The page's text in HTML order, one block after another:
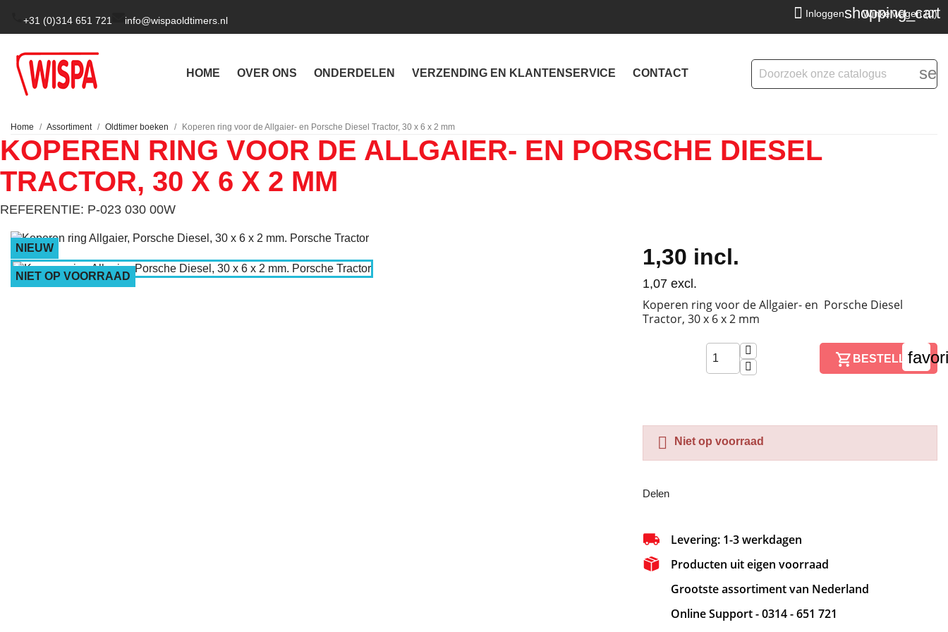
+31 (0)314 651 721 info@wispaoldtimers.nl  Inloggenshopping_cart
Winkelwagen (0)
HOME OVER ONS ONDERDELEN VERZENDING EN KLANTENSERVICE CONTACT
Home Assortiment Oldtimer boeken Koperen ring voor de Allgaier- en Porsche Diesel Tractor, 30 x 6 x 2 mm
KOPEREN RING VOOR DE ALLGAIER- EN PORSCHE DIESEL
TRACTOR, 30 X 6 X 2 MM
REFERENTIE: P-023 030 00W
NIEUW
NIET OP VOORRAAD
1,30 incl.
1,07 excl.
Koperen ring voor de Allgaier- en Porsche Diesel
Tractor, 30 x 6 x 2 mm
BESTELLEN
 Niet op voorraad
Delen
Levering: 1-3 werkdagen
Producten uit eigen voorraad
Grootste assortiment van Nederland
Online Support - 0314 - 651 721